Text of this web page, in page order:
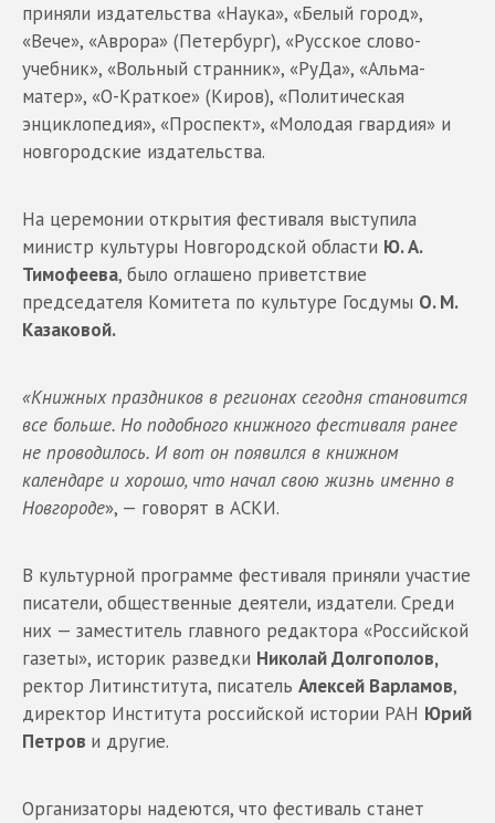
приняли издательства «Наука», «Белый город»,
«Вече», «Аврора» (Петербург), «Русское слово-
учебник», «Вольный странник», «РуДа», «Альма-
матер», «О-Краткое» (Киров), «Политическая
энциклопедия», «Проспект», «Молодая гвардия» и
новгородские издательства.
На церемонии открытия фестиваля выступила
министр культуры Новгородской области Ю. А.
Тимофеева, было оглашено приветствие
председателя Комитета по культуре Госдумы О. М.
Казаковой.
«Книжных праздников в регионах сегодня становится
все больше. Но подобного книжного фестиваля ранее
не проводилось. И вот он появился в книжном
календаре и хорошо, что начал свою жизнь именно в
Новгороде», — говорят в АСКИ.
В культурной программе фестиваля приняли участие
писатели, общественные деятели, издатели. Среди
них — заместитель главного редактора «Российской
газеты», историк разведки Николай Долгополов,
ректор Литинститута, писатель Алексей Варламов,
директор Института российской истории РАН Юрий
Петров и другие.
Организаторы надеются, что фестиваль станет